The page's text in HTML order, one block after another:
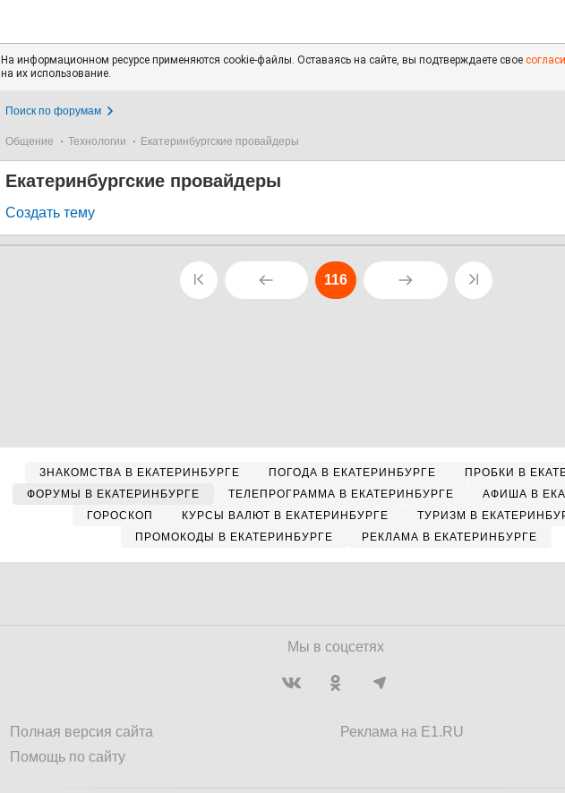
На информационном ресурсе применяются cookie-файлы. Оставаясь на сайте, вы подтверждаете свое
на их использование.
Поиск по форумам
Общение Технологии Екатеринбургские провайдеры
Екатеринбургские провайдеры
Создать тему
116
ЗНАКОМСТВА В ЕКАТЕРИНБУРГЕ ПОГОДА В ЕКАТЕРИНБУРГЕ
ПРОБКИ В
ФОРУМЫ В ЕКАТЕРИНБУРГЕ
ТЕЛЕПРОГРАММА В ЕКАТЕРИНБУРГЕ
АФИША В
ГОРОСКОП
КУРСЫ ВАЛЮТ В ЕКАТЕРИНБУРГЕ
ТУРИЗМ В
ПРОМОКОДЫ В ЕКАТЕРИНБУРГЕ
РЕКЛАМА В ЕКАТЕРИНБУРГЕ
Мы в соцсетях
Полная версия сайта
Помощь по сайту
Реклама на E1.RU